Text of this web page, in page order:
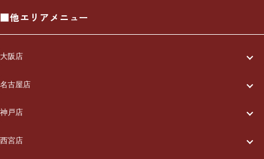
■他エリアメニュー
大阪店
一休について
ご利用の流れ
メニュー/料金
名古屋店
一休について
ご利用の流れ
神戸店
一休について
西宮店